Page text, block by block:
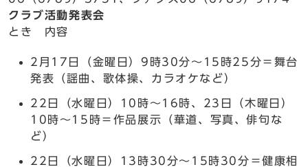
クラブ活動発表会
とき 内容
2月17日（金曜日）9時30分～15時25分＝舞台
発表（謡曲、歌体操、カラオケなど）
22日（水曜日）10時～16時、23日（木曜日）
10時～15時＝作品展示（華道、写真、俳句な
ど）
22日（水曜日）13時30分～15時30分＝健康相